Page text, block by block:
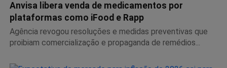
Anvisa libera venda de medicamentos por
plataformas como iFood e Rapp
Agência revogou resoluções e medidas preventivas que
proibiam comercialização e propaganda de remédios...